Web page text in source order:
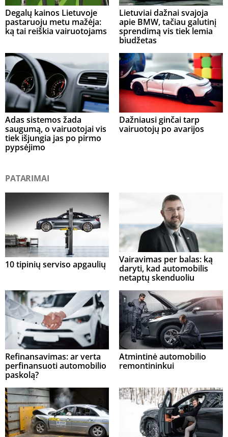
Degalų kainos Lietuvoje
pastaruoju metu mažėja:
ką tai reiškia vairuotojams
Lietuviai dažnai svajoja
apie BMW, tačiau galutinį
sprendimą vis tiek lemia
biudžetas
Adas sistemos žada
saugumą, o vairuotojai vis
tiek išjungia jas po pirmo
pypsėjimo
Dažniausi ginčai tarp
vairuotojų po avarijos
PATARIMAI
10 tipinių serviso apgaulių
Vairavimas per balas: ką
daryti, kad automobilis
netaptų skenduoliu
Refinansavimas: ar verta
perfinansuoti automobilio
paskolą?
Atmintinė automobilio
remontininkui